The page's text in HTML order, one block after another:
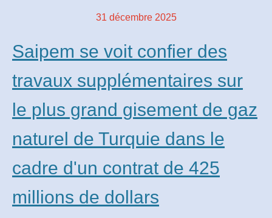
31 décembre 2025
Saipem se voit confier des
travaux supplémentaires sur
le plus grand gisement de gaz
naturel de Turquie dans le
cadre d'un contrat de 425
millions de dollars